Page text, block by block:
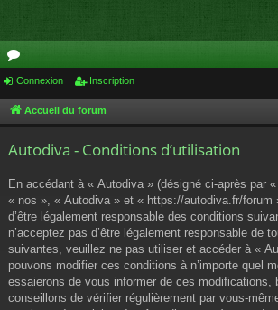
or
u
Connexion Inscription
Accueil du forum
Autodiva - Conditions d’utilisation
En accédant à « Autodiva » (désigné ci-après par
« nos », « Autodiva » et « https://autodiva.fr/forum
d’être légalement responsable des conditions
n’acceptez pas d’être légalement responsable de
suivantes, veuillez ne pas utiliser et accéder à «
pouvons modifier ces conditions à n’importe quel
essaierons de vous informer de ces modifications,
conseillons de vérifier régulièrement par vous-